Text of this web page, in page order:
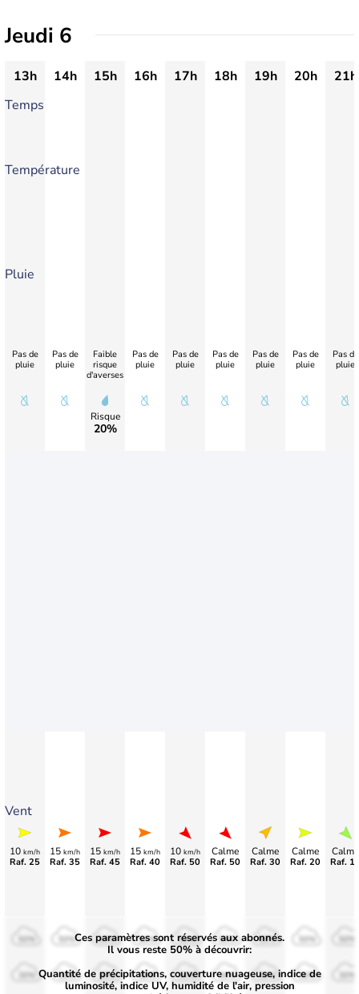
Jeudi 6
13h 14h 15h 16h 17h 18h 19h 20h
21h
Temps
Température
Pluie
Vent
Pas de
pluie
10 km/h
Raf. 25
Pas de
pluie
15 km/h
Raf. 35
Faible
risque
d'averses
Risque
20%
15 km/h
Raf. 45
Pas de
pluie
15 km/h
Raf. 40
Pas de
pluie
10 km/h
Raf. 50
Pas de
pluie
Calme
Raf. 50
Pas de
pluie
Calme
Raf. 30
Pas de
pluie
Calme
Raf. 20
Pas de
pluie
Calme
Raf.
50%
30%
50%
30%
50%
30%
50%
30%
50%
30%
50%
30%
50%
30%
Ces paramètres sont réservés aux abonnés.
Il vous reste 50% à découvrir:
Quantité de précipitations, couverture nuageuse, indice de
luminosité, indice UV, humidité de l'air, pression